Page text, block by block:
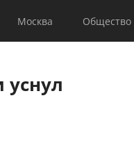
Москва Общество